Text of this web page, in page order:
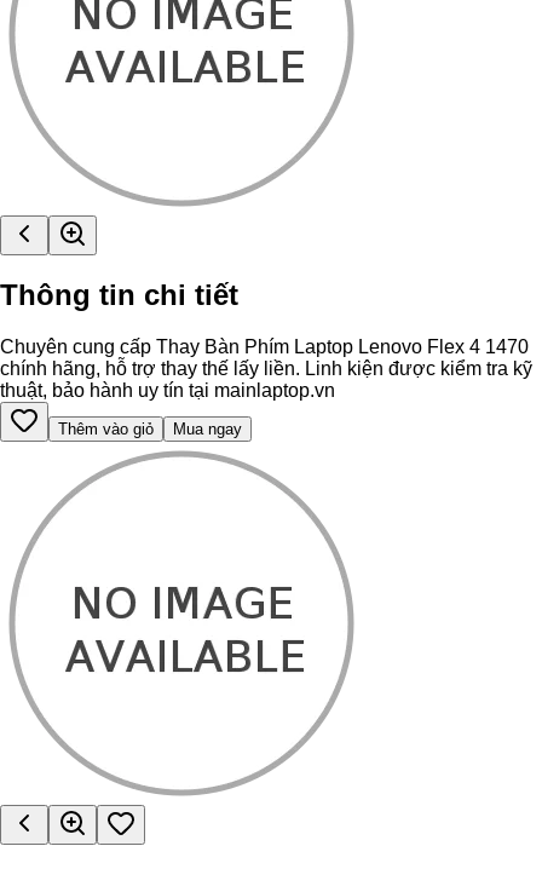
Thông tin chi tiết
Chuyên cung cấp Thay Bàn Phím Laptop Lenovo Flex 4 1470
chính hãng, hỗ trợ thay thế lấy liền. Linh kiện được kiểm tra kỹ
thuật, bảo hành uy tín tại mainlaptop.vn
Thêm vào giỏ Mua ngay